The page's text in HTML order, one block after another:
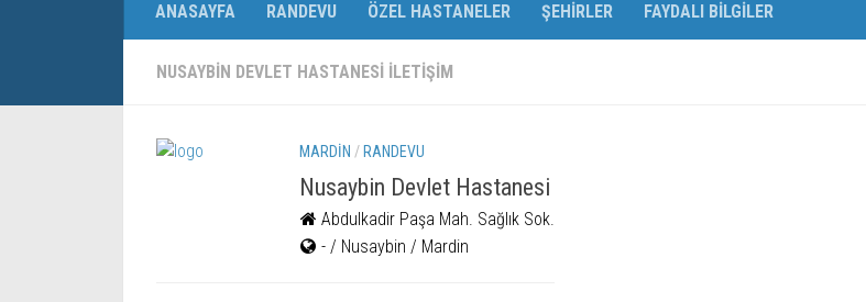
ANASAYFA RANDEVU ÖZEL HASTANELER ŞEHIRLER FAYDALI BILGILER
NUSAYBIN DEVLET HASTANESI ILETIŞIM
MARDIN / RANDEVU
Nusaybin Devlet Hastanesi
Abdulkadir Paşa Mah. Sağlık Sok.
- / Nusaybin / Mardin